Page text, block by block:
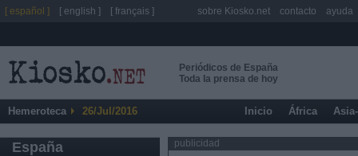
Periódicos de España
Toda la prensa de hoy
Hemeroteca 26/Jul/2016 Inicio África
España publicidad
[ español ] [ english ] [ français ] sobre Kiosko.net contacto ayuda